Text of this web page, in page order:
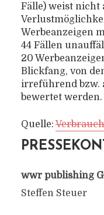
Fälle) weist nicht
Werbeanzeigen
44 Fällen
20
Blickfang, von
irreführend bzw.
bewertet werden.
Quelle:
wwr publishing
Steffen Steuer